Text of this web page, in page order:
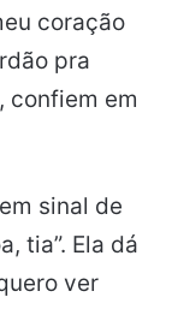
coração
pra
confiem em
sinal de
tia”. Ela dá
ver